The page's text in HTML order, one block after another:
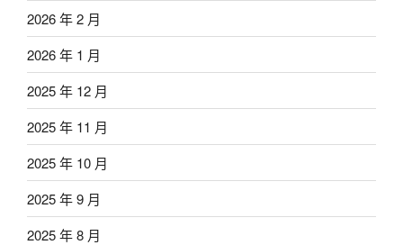
2026 年 2 月
2026 年 1 月
2025 年 12 月
2025 年 11 月
2025 年 10 月
2025 年 9 月
2025 年 8 月